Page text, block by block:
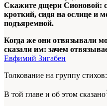
Скажите дщери Сионовой:
кроткий, сидя на ослице и
подъяремной.
Когда же они отвязывали
сказали им: зачем
Евфимий Зигабен
Толкование на группу стихов:
В той главе и об этом сказано